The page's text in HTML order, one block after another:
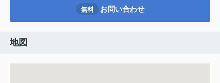
無料 お問い合わせ
地図